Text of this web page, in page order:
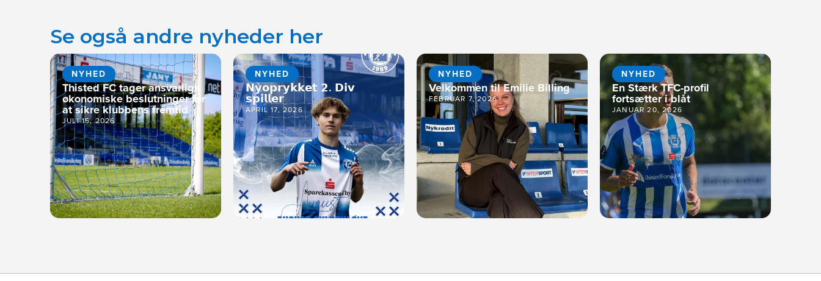
Se også andre nyheder her
NYHED
Thisted FC tager ansvarlige
økonomiske beslutninger for
at sikre klubbens fremtid
JULI 15, 2026
NYHED
𝗡𝘆𝗼𝗽𝗿𝘆𝗸𝗸𝗲𝘁 𝟮. 𝗗𝗶𝘃
𝘀𝗽𝗶𝗹𝗹𝗲𝗿
APRIL 17, 2026
NYHED
Velkommen til Emilie Billing
FEBRUAR 7, 2026
NYHED
En Stærk TFC-profil
fortsætter i blåt
JANUAR 20, 2026